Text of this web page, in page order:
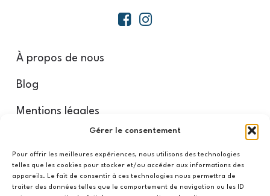
Gérer le consentement
Pour offrir les meilleures expériences, nous utilisons des technologies
telles que les cookies pour stocker et/ou accéder aux informations des
appareils. Le fait de consentir à ces technologies nous permettra de
traiter des données telles que le comportement de navigation ou les ID
À propos de nous
Blog
Mentions légales
Nos partenaires
Conditions d’annulation